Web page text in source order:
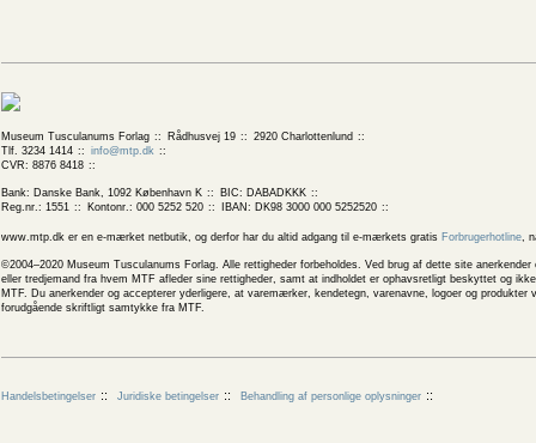
Museum Tusculanums Forlag Rådhusvej 19
2920 Charlottenlund
Tlf. 3234 1414
info@mtp.dk
CVR: 8876 8418
Bank: Danske Bank, 1092 København K
BIC: DABADKKK
Reg.nr.: 1551
Kontonr.: 000 5252 520 IBAN: DK98 3000 000 5252520
www.mtp.dk er en e-mærket netbutik, og derfor har du altid adgang til e-mærkets gratis Forbrugerhotline,
©2004–2020 Museum Tusculanums Forlag. Alle rettigheder forbeholdes. Ved brug af dette site
eller tredjemand fra hvem MTF afleder sine rettigheder, samt at indholdet er ophavsretligt beskyttet og
MTF. Du anerkender og accepterer yderligere, at varemærker, kendetegn, varenavne, logoer og
forudgående skriftligt samtykke fra MTF.
Handelsbetingelser Juridiske betingelser Behandling af personlige oplysninger